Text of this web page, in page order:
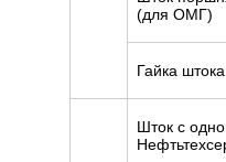
(для ОМГ)
Гайка
Шток с